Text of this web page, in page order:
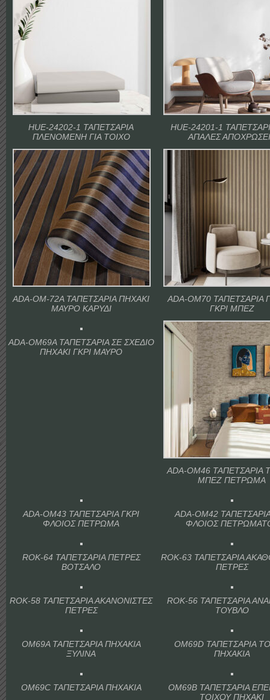
HUE-24202-1 ΤΑΠΕΤΣΑΡΙΑ
ΠΛΕΝΟΜΕΝΗ ΓΙΑ ΤΟΙΧΟ
HUE-24201-1
ΑΠΑΛΕΣ
ADA-OM-72A ΤΑΠΕΤΣΑΡΙΑ ΠΗΧΑΚΙ
ΜΑΥΡΟ ΚΑΡΥΔΙ
ADA-OM70 ΤΑΠΕΤΣΑΡΙΑ
ΓΚΡΙ ΜΠΕΖ
ADA-OM69A ΤΑΠΕΤΣΑΡΙΑ ΣΕ ΣΧΕΔΙΟ
ΠΗΧΑΚΙ ΓΚΡΙ ΜΑΥΡΟ
ADA-OM46 ΤΑΠΕΤΣΑΡΙΑ
ΜΠΕΖ ΠΕΤΡΩΜΑ
ADA-OM43 ΤΑΠΕΤΣΑΡΙΑ ΓΚΡΙ
ΦΛΟΙΟΣ ΠΕΤΡΩΜΑ
ADA-OM42
ΦΛΟΙΟΣ
ROK-64 ΤΑΠΕΤΣΑΡΙΑ ΠΕΤΡΕΣ
ΒΟΤΣΑΛΟ
ROK-63 ΤΑΠΕΤΣΑΡΙΑ
ΠΕΤΡΕΣ
ROK-58 ΤΑΠΕΤΣΑΡΙΑ ΑΚΑΝΟΝΙΣΤΕΣ
ΠΕΤΡΕΣ
ROK-56 ΤΑΠΕΤΣΑΡΙΑ
ΤΟΥΒΛΟ
OM69A ΤΑΠΕΤΣΑΡΙΑ ΠΗΧΑΚΙΑ
ΞΥΛΙΝΑ
OM69D ΤΑΠΕΤΣΑΡΙΑ
ΠΗΧΑΚΙΑ
OM69C ΤΑΠΕΤΣΑΡΙΑ ΠΗΧΑΚΙΑ
OM69B ΤΑΠΕΤΣΑΡΙΑ
ΤΟΙΧΟΥ ΠΗΧΑΚΙ